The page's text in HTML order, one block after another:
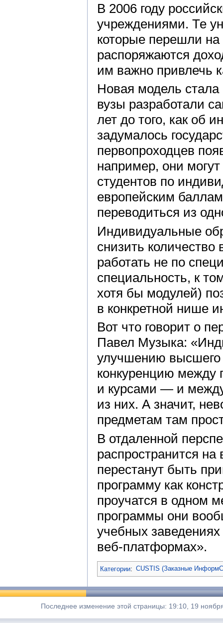
В 2006 году
учреждениями. Те
которые перешли на
распоряжаются
им важно привлечь
Новая модель
вузы разработали
лет до того, как об
задумалось
первопроходцев
например, они
студентов по
европейским
переводиться из
Индивидуальные
снизить количество
работать не по
специальность, к
хотя бы модулей)
в конкретной нише
Вот что говорит о
Павел Музыка:
улучшению
конкуренцию между
и курсами — и
из них. А значит,
предметам там
В отдаленной
распространится
перестанут быть
программу как
проучатся в одном
программы они
учебных
веб-платформах».
Категории: CUSTIS (Заказные
Последнее изменение этой страницы: 19:10, 19